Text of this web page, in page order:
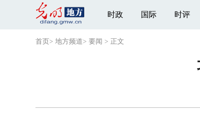
时政 国际 时评
首页 > 地方频道> 要闻 > 正文